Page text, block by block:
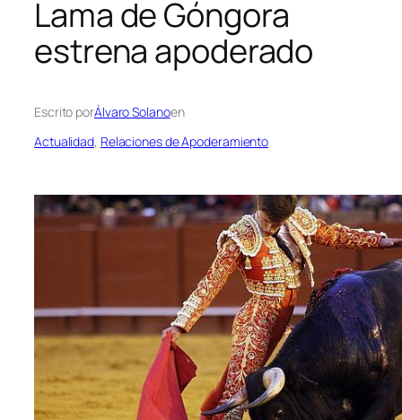
Lama de Góngora
estrena apoderado
Escrito porÁlvaro Solanoen
Actualidad, Relaciones de Apoderamiento